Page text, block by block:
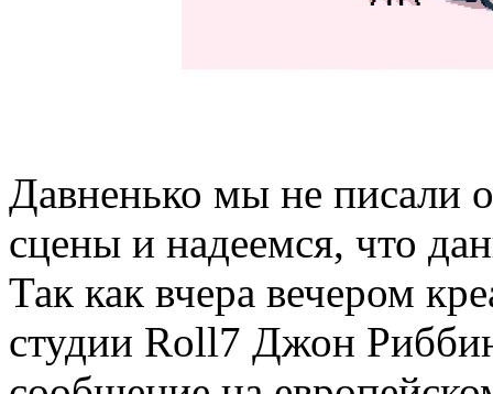
Давненько мы не писали
сцены и надеемся, что
Так как вчера вечером
студии Roll7 Джон